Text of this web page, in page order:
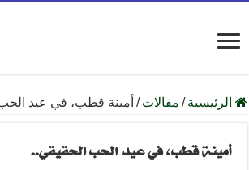
الرئيسية / مقالات / أمينة قطب، في عيد
أمينة قطب، في عيد الحب الحقيقي..